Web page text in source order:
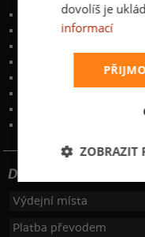
Poštovné a způsoby
Garance výměny či
Zakázkový potisk
Obchodní podmínky
Dotujeme poštovné
Výdejní místa
Platba převodem
dovolíš je
informací
ZOBRAZIT